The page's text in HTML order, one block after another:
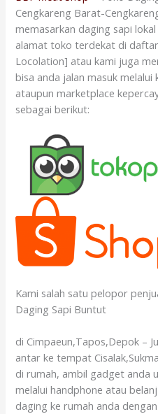
Cengkareng Barat-
memasarkan daging sapi
alamat toko terdekat di
Locolation] atau kami juga
bisa anda jalan masuk
ataupun marketplace
sebagai berikut:
Kami salah satu pelopor
Daging Sapi Buntut
di Cimpaeun,Tapos,Depok –
antar ke tempat
di rumah, ambil gadget anda
melalui handphone atau
daging ke rumah anda